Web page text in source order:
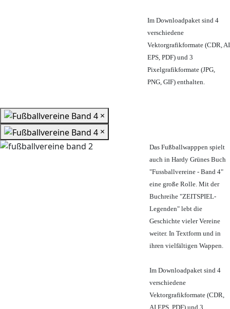
Im Downloadpaket sind 4
verschiedene
Vektorgrafikformate (CDR, AI
EPS, PDF) und 3
Pixelgrafikformate (JPG,
PNG, GIF) enthalten.
×
×
Das Fußballwapppen spielt
auch in Hardy Grünes Buch
"Fussballvereine - Band 4"
eine große Rolle. Mit der
Buchreihe "ZEITSPIEL-
Legenden" lebt die
Geschichte vieler Vereine
weiter. In Textform und in
ihren vielfältigen Wappen.
Im Downloadpaket sind 4
verschiedene
Vektorgrafikformate (CDR,
AI EPS, PDF) und 3